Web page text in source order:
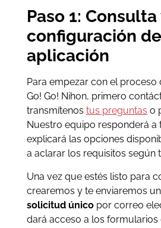
Paso 1: Consulta
configuración
aplicación
Para empezar con el proceso
Go! Go! Nihon, primero
transmítenos tus preguntas o
Nuestro equipo responderá a
explicará las opciones
a aclarar los requisitos según
Una vez que estés listo para
crearemos y te enviaremos un
solicitud únicopor correo
dará acceso a los formularios